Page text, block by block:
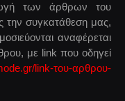
των άρθρων του
την συγκατάθεση μας,
αναφέρεται
με link που οδηγεί
link-του-αρθρου-